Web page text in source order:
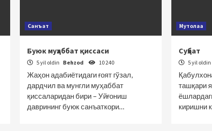
Санъат
Буюк муҳаббат қиссаси
5 yil oldin Behzod 10 240
Жаҳон адабиётидаги ғоят гўзал,
дардчил ва мунгли муҳаббат
қиссаларидан бири – Уйғониш
даврининг буюк санъаткори…
Мутолаа
Суҳбат
5 yil oldin
ташқари
киришни